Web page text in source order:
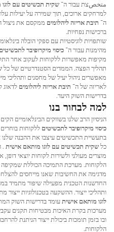
متخصצת עבור ה־ שקית תכשיטים עם
למרחקים ארוכים, תוך שמירה על יעילות
ה־ תיבת אריזה ליהלומים ממקסם את ניצול
ברכישות נפחיות.
שותפויות לוגיסטיות עם ספקי הובלה
מהימנות עבור ה־ כיסוי מיקרופיבר לתכשיטים
מקיפות מאפשרות ללקוחות לעקוב אחר
תהליך הפצה. הממדים הסטנדרטיים של כל
מאפשרים ניהול יעיל של מחסנים ותהליכי
לאריזה של ה־ תיבת אריזה ליהלומים לדאוג
בדרישות השוק היעד.
למה לבחור בנו
הניסיון הרב שלנו בשווקים הבינלאומיים
כיסוי מיקרופיבר לתכשיטים ללקוחות
בתעשיית התכשיטים עיצבו את ההבנה
כלשקית תכשיטים עם לוגו מותאם אישית .
מוצרים מעולני ולשירות לקוחות יוצאי
הלקוחות. מערכת התמיכה הכוללת
מדגימה את החשיבות שאנו מייחסים
החדשנות הטכנית מפעילה שיפור מתמיד
ותהליכי ייצור. ההשקעה בטכנולוגיות
לוגו מותאם אישיתעומד בדרישות השוק
מערכות בקרת האיכות מבטיחות תקנים
ובו בזמן תומכות ביכולת ייצור הניתנת
הלקוחות.